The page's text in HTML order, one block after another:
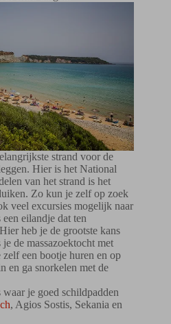
strand voor de
Hier is het National
van het strand is het
Zo kun je zelf op zoek
veel excursies mogelijk naar
eilandje dat ten
heb je de grootste kans
de massazoektocht met
een bootje huren en op
en ga snorkelen met de
je goed schildpadden
, Agios Sostis, Sekania en